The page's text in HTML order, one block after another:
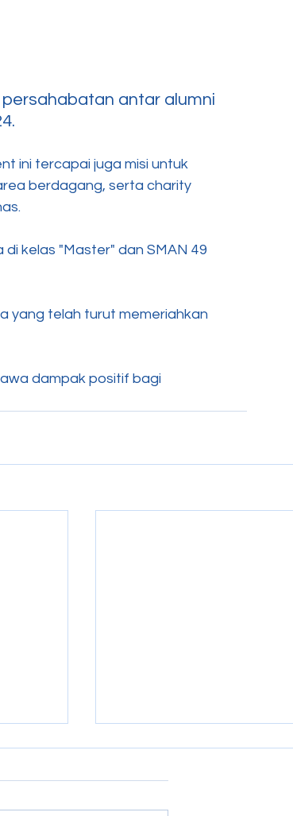
antar alumni
ini tercapai juga misi untuk
berdagang, serta charity
kelas "Master" dan SMAN 49
yang telah turut memeriahkan
dampak positif bagi